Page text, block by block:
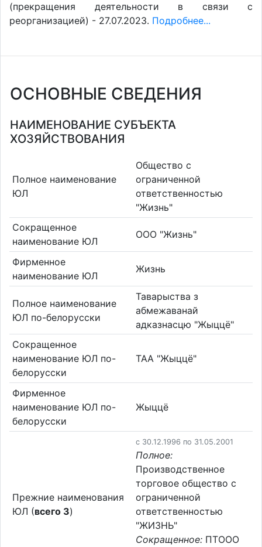
(прекращения деятельности в связи с
реорганизацией) - 27.07.2023. Подробнее...
ОСНОВНЫЕ СВЕДЕНИЯ
НАИМЕНОВАНИЕ СУБЪЕКТА
ХОЗЯЙСТВОВАНИЯ
Полное наименование
ЮЛ
Общество с
ограниченной
ответственностью
"Жизнь"
Сокращенное
наименование ЮЛ
ООО "Жизнь"
Фирменное
наименование ЮЛ
Жизнь
Полное наименование
ЮЛ по-белорусски
Таварыства з
абмежаванай
адказнасцю "Жыццё"
Сокращенное
наименование ЮЛ по-
белорусски
ТАА "Жыццё"
Фирменное
наименование ЮЛ по-
белорусски
Жыццё
Прежние наименования
ЮЛ (всего 3)
c 30.12.1996 по 31.05.2001
Полное:
Производственное
торговое общество с
ограниченной
ответственностью
"ЖИЗНЬ"
Сокращенное: ПТООО